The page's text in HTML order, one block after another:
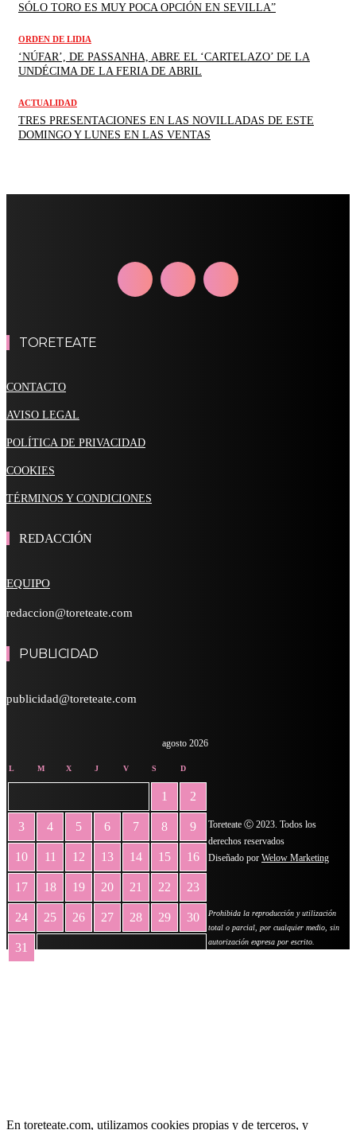
SÓLO TORO ES MUY POCA OPCIÓN EN SEVILLA”
ORDEN DE LIDIA
‘NÚFAR’, DE PASSANHA, ABRE EL ‘CARTELAZO’ DE LA
UNDÉCIMA DE LA FERIA DE ABRIL
ACTUALIDAD
TRES PRESENTACIONES EN LAS NOVILLADAS DE ESTE
DOMINGO Y LUNES EN LAS VENTAS
TORETEATE
CONTACTO
AVISO LEGAL
POLÍTICA DE PRIVACIDAD
COOKIES
TÉRMINOS Y CONDICIONES
REDACCIÓN
EQUIPO
redaccion@toreteate.com
PUBLICIDAD
publicidad@toreteate.com
agosto 2026
L M X J V S D
1 2
3 4 5 6 7 8 9
10 11 12 13 14 15 16
17 18 19 20 21 22 23
24 25 26 27 28 29 30
31
Toreteate Ⓒ 2023. Todos los
derechos reservados
Diseñado por Welow Marketing
Prohibida la reproducción y utilización
total o parcial, por cualquier medio, sin
autorización expresa por escrito.
En toreteate.com, utilizamos cookies propias y de terceros, y